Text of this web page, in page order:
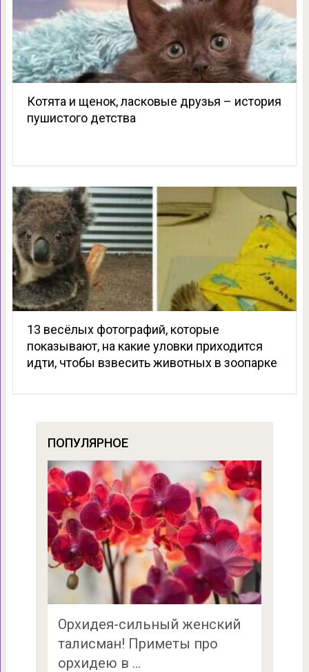
Котята и щенок, ласковые друзья – история
пушистого детства
13 весёлых фотографий, которые
показывают, на какие уловки приходится
идти, чтобы взвесить животных в зоопарке
ПОПУЛЯРНОЕ
Орхидея-сильный женский
талисман! Приметы про
орхидею в …